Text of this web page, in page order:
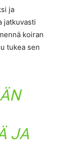
ja
jatkuvasti
koiran
tukea sen
JA